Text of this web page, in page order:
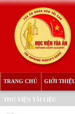
TRANG CHỦ GIỚI
THƯ VIỆN TÀI LIỆU